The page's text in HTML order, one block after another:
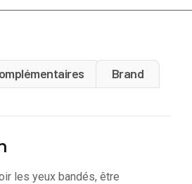
Brand
les yeux bandés, être